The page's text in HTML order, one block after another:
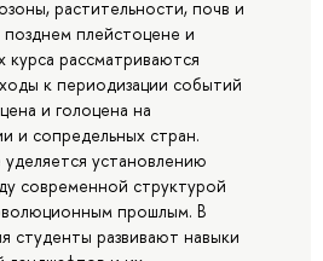
растительности, почв и
плейстоцене и
курса рассматриваются
к периодизации событий
и голоцена на
и сопредельных стран.
установлению
современной структурой
прошлым. В
студенты развивают навыки